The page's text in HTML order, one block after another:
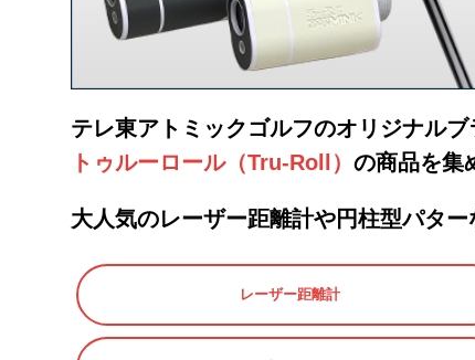
テレ東アトミックゴルフのオリジナルブ
トゥルーロール（Tru-Roll） の商品を集
大人気のレーザー距離計や円柱型パタ
レーザー距離計